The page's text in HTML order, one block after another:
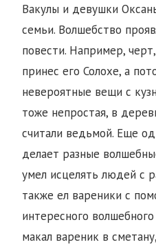
Вакулы и девушки
семьи. Волшебство
повести. Например,
принес его Солохе, а
невероятные вещи с
тоже непростая, в
считали ведьмой. Еще
делает разные
умел исцелять людей с
также ел вареники с
интересного
макал вареник в